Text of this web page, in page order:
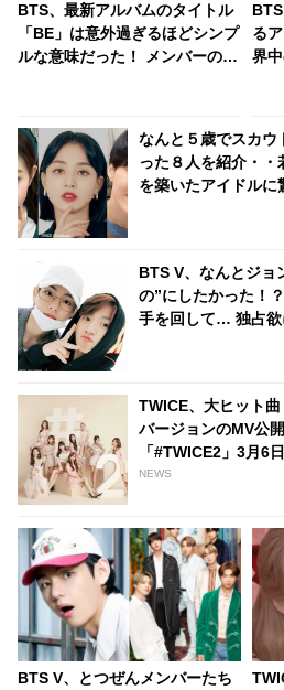
BTS、最新アルバムのタイトル
「BE」は意外過ぎるほどシンプ
ルな意味だった！ メンバーの素
る
界
い
め
ぎる
なんと５歳でスカウ
った８人を紹介・
を築いたアイドルに
BTS V、なんとジョ
の”にしたかった！
手を回して… 独占欲
TWICE、大ヒット
バージョンのMV公
「#TWICE2」3月6
NEWS
BTS V、とつぜんメンバーたち